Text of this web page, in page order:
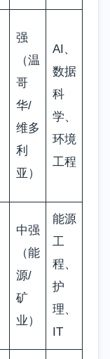
强
（温
哥
华/
维多
利
亚）
AI、
数据
科
学、
环境
工程
中强
（能
源/
矿
业）
能源
工
程、
护
理、
IT